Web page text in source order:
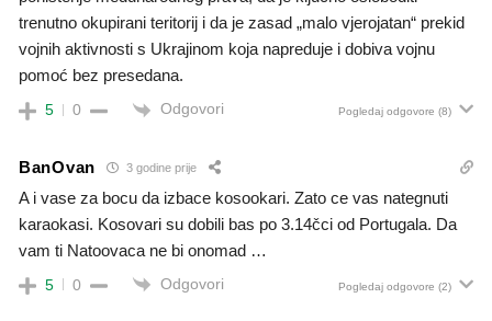
trenutno okupirani teritorij i da je zasad „malo vjerojatan“ prekid
vojnih aktivnosti s Ukrajinom koja napreduje i dobiva vojnu
pomoć bez presedana.
5 0 Odgovori Pogledaj odgovore (8)
BanOvan 3 godine prije
A i vase za bocu da izbace kosookari. Zato ce vas nategnuti
karaokasi. Kosovari su dobili bas po 3.14čci od Portugala. Da
vam ti Natoovaca ne bi onomad …
5 0 Odgovori Pogledaj odgovore (2)